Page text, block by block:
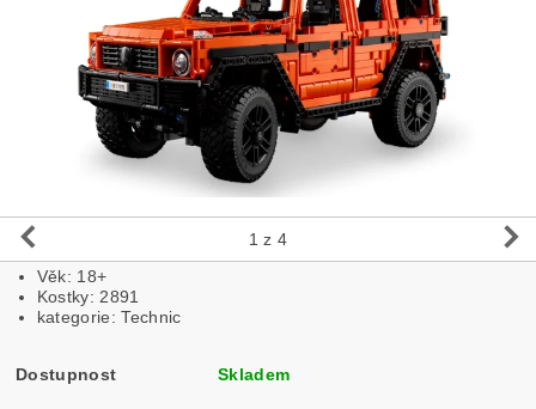
1 z 4
Věk: 18+
Kostky: 2891
kategorie: Technic
Dostupnost Skladem